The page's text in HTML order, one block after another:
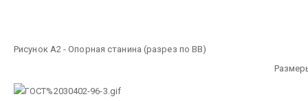
Рисунок А2 - Опорная станина (разрез по ВВ)